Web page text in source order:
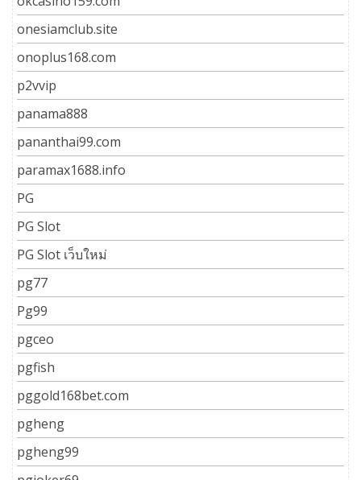
onesiamclub.site
onoplus168.com
p2vvip
panama888
pananthai99.com
paramax1688.info
PG
PG Slot
PG Slot เว็บใหม่
pg77
Pg99
pgceo
pgfish
pggold168bet.com
pgheng
pgheng99